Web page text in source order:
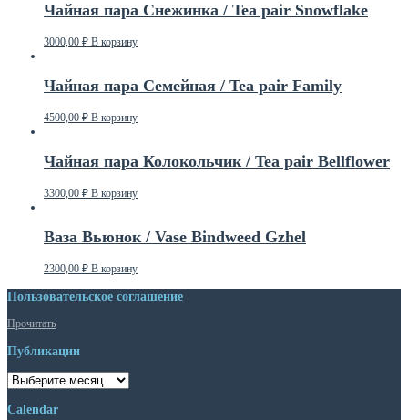
Чайная пара Снежинка / Tea pair Snowflake
3000,00 ₽ В корзину
Чайная пара Семейная / Tea pair Family
4500,00 ₽ В корзину
Чайная пара Колокольчик / Tea pair Bellflower
3300,00 ₽ В корзину
Ваза Вьюнок / Vase Bindweed Gzhel
2300,00 ₽ В корзину
Пользовательское соглашение
Прочитать
Публикации
Публикации
Calendar